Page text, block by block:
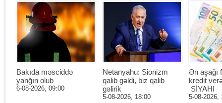
Bakıda məsciddə
yanğın olub
6-08-2026, 09:00
Netanyahu: Sionizm
qalib gəldi, biz qalib
gəlirik
5-08-2026, 18:00
Ən aşağı
kredit
SİYAHI
5-08-2026,